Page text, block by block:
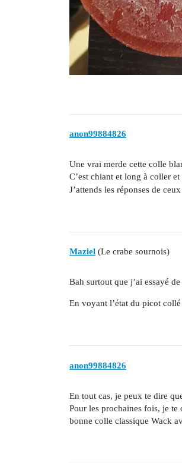
anon99884826
Une vrai merde cette colle
C’est chiant et long à coller
J’attends les réponses de
Maziel (Le crabe sournois)
Bah surtout que j’ai essayé
En voyant l’état du picot
anon99884826
En tout cas, je peux te dire
Pour les prochaines fois, je te
bonne colle classique Wack